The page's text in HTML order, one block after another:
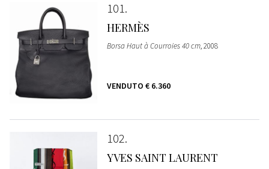
101
HERMÈS
Borsa Haut à Courroies 40 cm, 2008
VENDUTO € 6.360
102
YVES SAINT LAURENT